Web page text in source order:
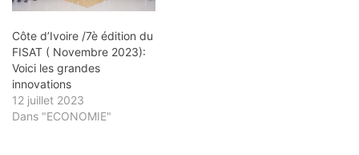
Côte d’Ivoire /7è édition du
FISAT ( Novembre 2023):
Voici les grandes
innovations
12 juillet 2023
Dans "ECONOMIE"